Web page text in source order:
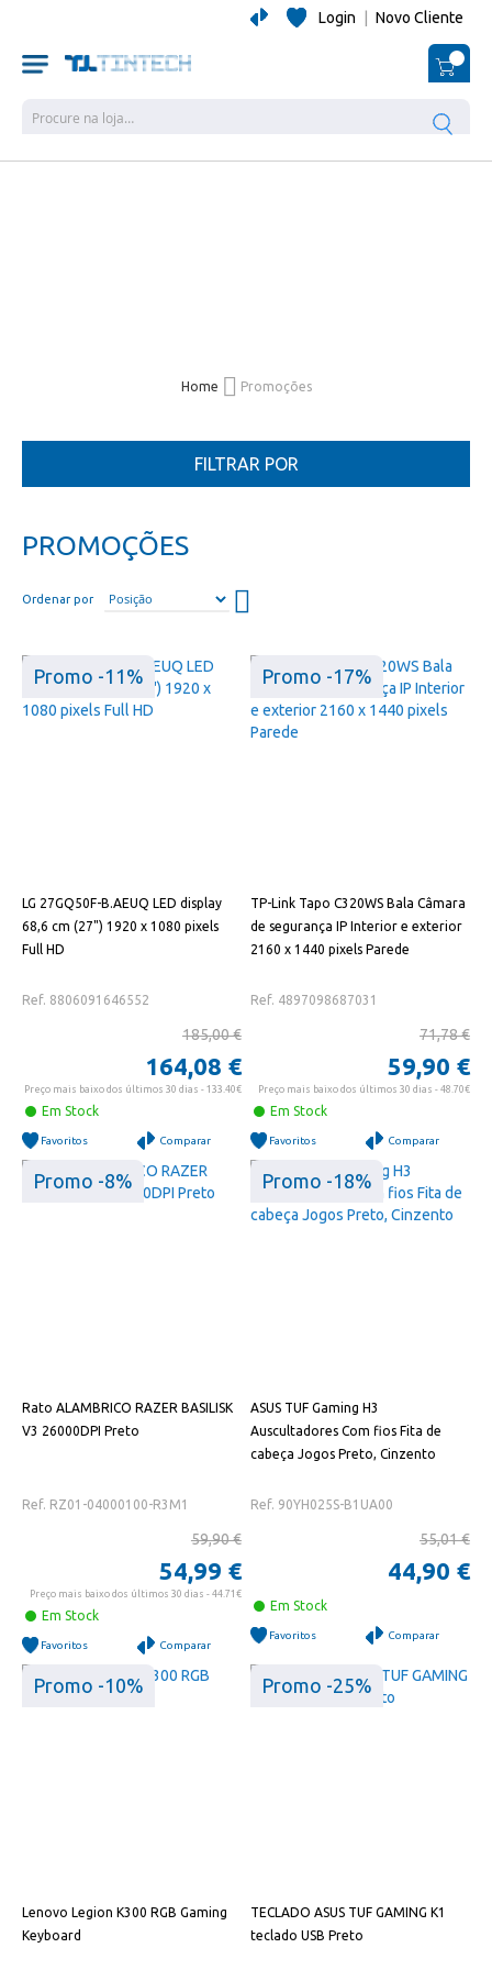
Login Novo Cliente
O
Home Promoções
PROMOÇÕES
Ordenar por
Promo -11%
LG 27GQ50F-B.AEUQ LED display
68,6 cm (27") 1920 x 1080 pixels
Full HD
Ref. 8806091646552
185,00 €
164,08 €
Preço mais baixo dos últimos 30 dias - 133.40€
Em Stock
Favoritos Comparar
Promo -17%
TP-Link Tapo C320WS Bala Câmara
de segurança IP Interior e exterior
2160 x 1440 pixels Parede
Ref. 4897098687031
71,78 €
59,90 €
Preço mais baixo dos últimos 30 dias - 48.70€
Em Stock
Favoritos Comparar
Promo -8%
Rato ALAMBRICO RAZER BASILISK
V3 26000DPI Preto
Ref. RZ01-04000100-R3M1
59,90 €
54,99 €
Preço mais baixo dos últimos 30 dias - 44.71€
Em Stock
Favoritos Comparar
Promo -18%
ASUS TUF Gaming H3
Auscultadores Com fios Fita de
cabeça Jogos Preto, Cinzento
Ref. 90YH025S-B1UA00
55,01 €
44,90 €
Em Stock
Favoritos Comparar
Promo -10%
Lenovo Legion K300 RGB Gaming
Keyboard
Promo -25%
TECLADO ASUS TUF GAMING K1
teclado USB Preto
FILTRAR POR